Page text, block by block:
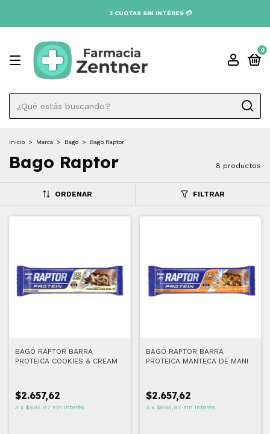
0
Inicio > Marca > Bago > Bago Raptor
Bago Raptor 8 productos
ORDENAR FILTRAR
BAGÓ RAPTOR BARRA
PROTEICA COOKIES & CREAM
$2.657,62
3 x $885,87 sin interés
BAGÓ RAPTOR BARRA
PROTEICA MANTECA DE MANI
$2.657,62
3 x $885,87 sin interés